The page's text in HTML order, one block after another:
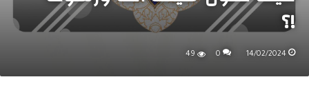
!؟
14/02/2024
0
49